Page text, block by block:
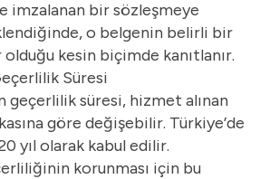
imzalanan bir sözleşmeye
o belgenin belirli bir
kesin biçimde kanıtlanır.
Süresi
geçerlilik süresi, hizmet alınan
göre değişebilir. Türkiye’de
yıl olarak kabul edilir.
korunması için bu